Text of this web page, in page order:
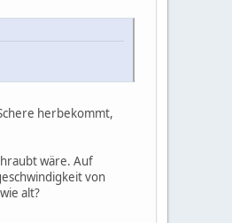
herbekommt,
wäre. Auf
von
alt?